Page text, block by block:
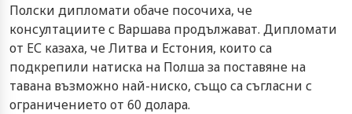
Полски дипломати обаче посочиха, че
консултациите с Варшава продължават. Дипломати
от ЕС казаха, че Литва и Естония, които са
подкрепили натиска на Полша за поставяне на
тавана възможно най-ниско, също са съгласни с
ограничението от 60 долара.